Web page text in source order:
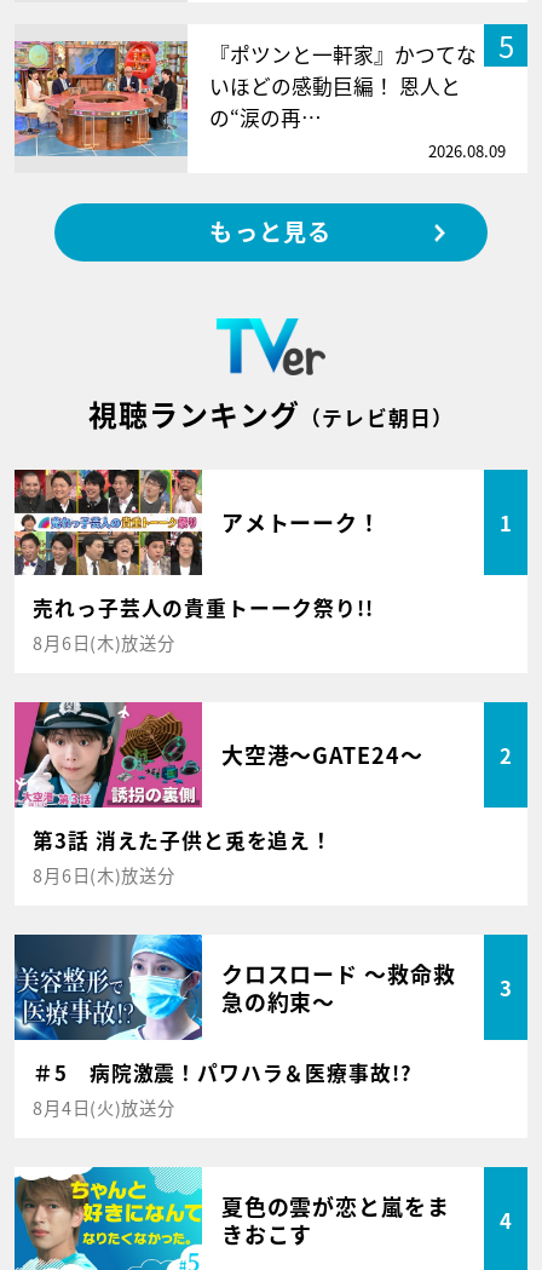
5
『ポツンと一軒家』かつてな
いほどの感動巨編！ 恩人と
の“涙の再…
2026.08.09
もっと見る
視聴ランキング （テレビ朝日）
アメトーーク！ 1
売れっ子芸人の貴重トーーク祭り!!
8月6日(木)放送分
大空港～GATE24～ 2
第3話 消えた子供と兎を追え！
8月6日(木)放送分
クロスロード ～救命救
急の約束～
3
＃5 病院激震！パワハラ＆医療事故!?
8月4日(火)放送分
夏色の雲が恋と嵐をま
きおこす
4